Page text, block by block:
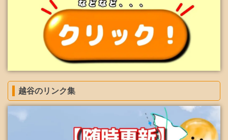
越谷のリンク集